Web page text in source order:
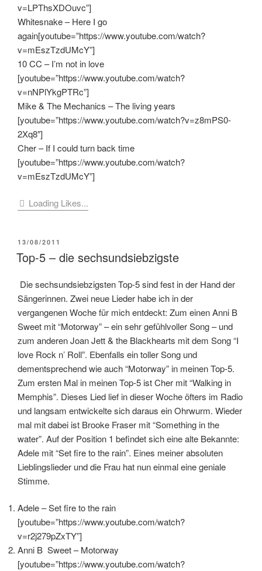
v=LPThsXDOuvc”]
Whitesnake – Here I go
again[youtube=”https://www.youtube.com/watch?
v=mEszTzdUMcY”]
10 CC – I’m not in love
[youtube=”https://www.youtube.com/watch?
v=nNPlYkgPTRc”]
Mike & The Mechanics – The living years
[youtube=”https://www.youtube.com/watch?v=z8mPS0-
2Xq8″]
Cher – If I could turn back time
[youtube=”https://www.youtube.com/watch?
v=mEszTzdUMcY”]
Loading Likes...
VERÖFFENTLICHT
AM
13/08/2011
Top-5 – die sechsundsiebzigste
Die sechsundsiebzigsten Top-5 sind fest in der Hand der
Sängerinnen. Zwei neue Lieder habe ich in der
vergangenen Woche für mich entdeckt: Zum einen Anni B
Sweet mit “Motorway” – ein sehr gefühlvoller Song – und
zum anderen Joan Jett & the Blackhearts mit dem Song “I
love Rock n’ Roll”. Ebenfalls ein toller Song und
dementsprechend wie auch “Motorway” in meinen Top-5.
Zum ersten Mal in meinen Top-5 ist Cher mit “Walking in
Memphis”. Dieses Lied lief in dieser Woche öfters im Radio
und langsam entwickelte sich daraus ein Ohrwurm. Wieder
mal mit dabei ist Brooke Fraser mit “Something in the
water”. Auf der Position 1 befindet sich eine alte Bekannte:
Adele mit “Set fire to the rain”. Eines meiner absoluten
Lieblingslieder und die Frau hat nun einmal eine geniale
Stimme.
Adele – Set fire to the rain
[youtube=”https://www.youtube.com/watch?
v=r2j279pZxTY”]
Anni B Sweet – Motorway
[youtube=”https://www.youtube.com/watch?